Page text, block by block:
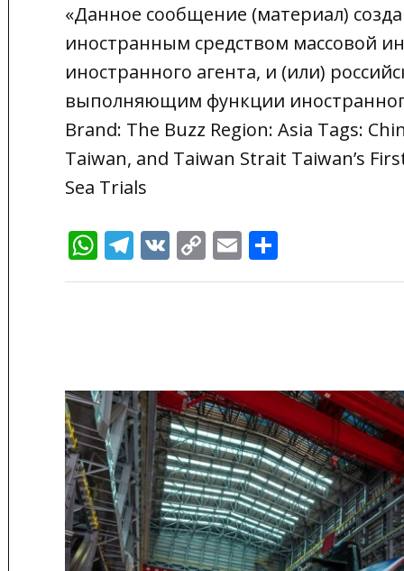
«Данное сообщение (материал)
иностранным средством массовой
иностранного агента, и (или)
выполняющим функции
Brand: The Buzz Region: Asia Tags:
Taiwan, and Taiwan Strait Taiwan’s
Sea Trials
WhatsApp
Telegram
VK Copy
Link
Email